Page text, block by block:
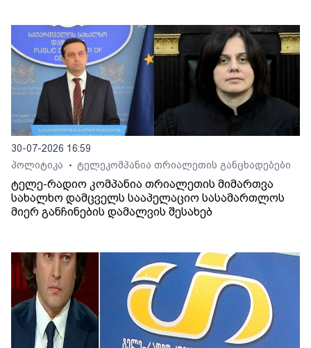
30-07-2026 16:59
პოლიტიკა
• ტელეკომპანია თრიალეთის განცხადებები
ტელე-რადიო კომპანია თრიალეთის მიმართვა
სახალხო დამცველს სააპელაციო სასამართლოს
მიერ განჩინების დამალვის შესახებ